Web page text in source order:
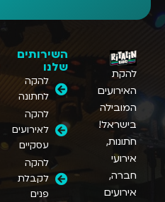
להקת
האירועים
המובילה
בישראל!
חתונות,
אירועי
חברה,
אירועים
השירותים
שלנו
להקה
לחתונה
להקה
לאירועים
עסקיים
להקה
לקבלת
פנים